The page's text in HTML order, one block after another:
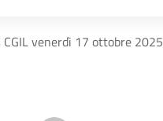
venerdì 17 ottobre 2025